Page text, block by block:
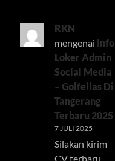
RKN
mengenai Info
Loker Admin
Social Media
– Golfellas Di
Tangerang
Terbaru 2025
7 JULI 2025
Silakan kirim
CV terbaru